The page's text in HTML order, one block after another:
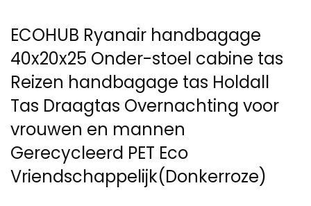
ECOHUB Ryanair handbagage
40x20x25 Onder-stoel cabine tas
Reizen handbagage tas Holdall
Tas Draagtas Overnachting voor
vrouwen en mannen
Gerecycleerd PET Eco
Vriendschappelijk(Donkerroze)